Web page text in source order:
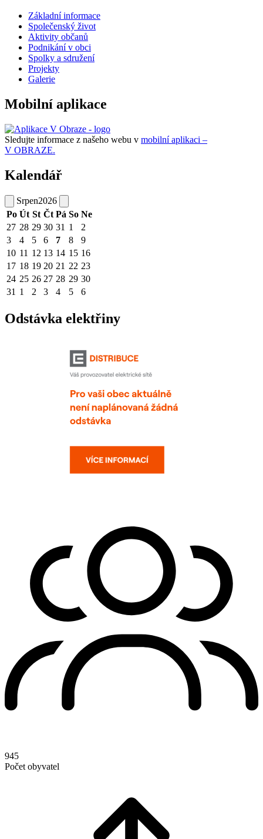
Základní informace
Společenský život
Aktivity občanů
Podnikání v obci
Spolky a sdružení
Projekty
Galerie
Mobilní aplikace
Sledujte informace z našeho webu v mobilní aplikaci –
V OBRAZE.
Kalendář
Srpen2026
Po Út St Čt Pá So Ne
27 28 29 30 31 1
2
3
4 5 6 7 8
9
10 11 12 13 14 15 16
17 18 19 20 21 22 23
24 25 26 27 28 29 30
31 1 2 3 4 5 6
Odstávka elektřiny
945
Počet obyvatel